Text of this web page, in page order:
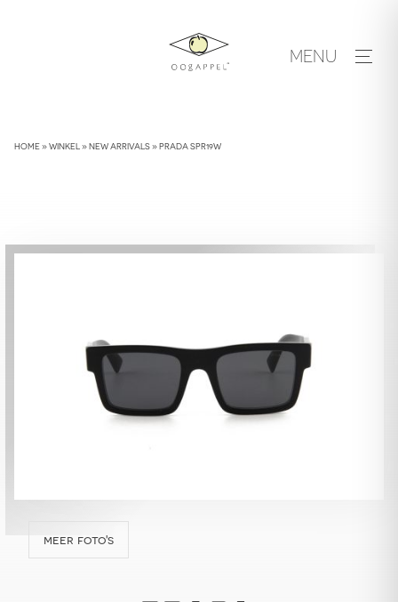
MENU
HOME»WINKEL »NEW ARRIVALS»PRADA SPR19W
meer foto's